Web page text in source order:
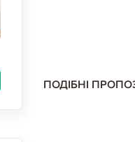
ПОДІБНІ